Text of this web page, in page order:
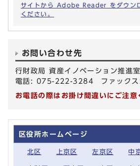
サイトから Adobe Reader をダウン
ください。
お問い合わせ先
行財政局 資産イノベーション推進室
電話: 075-222-3284 ファック
お電話の際はお掛け間違いにご注意
区役所ホームページ
北区 上京区 左京区 中